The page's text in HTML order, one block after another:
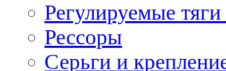
Регулируемые
Рессоры
Серьги и